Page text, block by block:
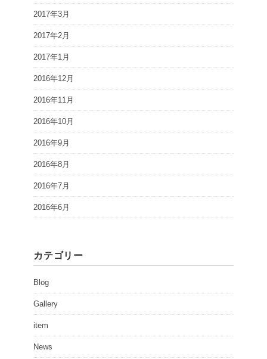
2017年3月
2017年2月
2017年1月
2016年12月
2016年11月
2016年10月
2016年9月
2016年8月
2016年7月
2016年6月
カテゴリー
Blog
Gallery
item
News